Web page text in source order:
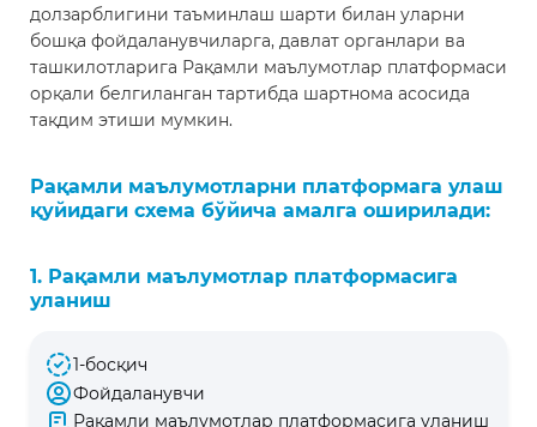
долзарблигини таъминлаш шарти билан уларни
бошқа фойдаланувчиларга, давлат органлари ва
ташкилотларига Рақамли маълумотлар платформаси
орқали белгиланган тартибда шартнома асосида
тақдим этиши мумкин.
Рақамли маълумотларни платформага улаш
қуйидаги схема бўйича амалга оширилади:
1. Рақамли маълумотлар платформасига
уланиш
1-босқич
Фойдаланувчи
Рақамли маълумотлар платформасига уланиш